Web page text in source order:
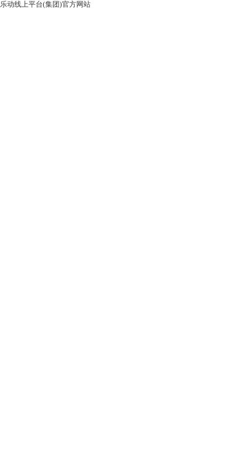
乐动线上平台(集团)官方网站